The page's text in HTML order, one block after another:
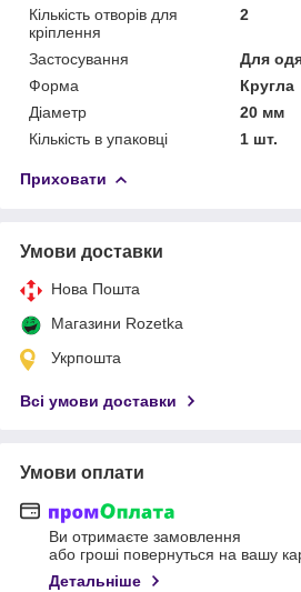
Кількість отворів для
кріплення
2
Застосування
Для
Форма
Кругла
Діаметр
20 мм
Кількість в упаковці
1 шт.
Приховати
Умови доставки
Нова Пошта
Магазини Rozetka
Укрпошта
Всі умови доставки
Умови оплати
Ви отримаєте замовлення
або гроші повернуться на вашу
Детальніше